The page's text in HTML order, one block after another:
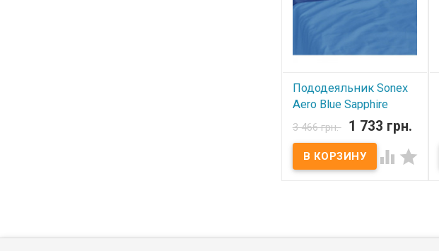
Пододеяльник Sonex
Aero Blue Sapphire
160х220 см
В наличии
Пододеяльник Sonex Aero
3 466 грн. 1 733 грн.
 